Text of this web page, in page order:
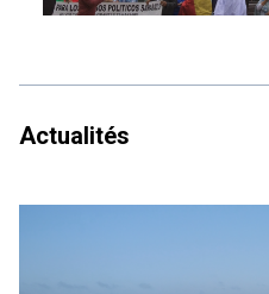
Actualités